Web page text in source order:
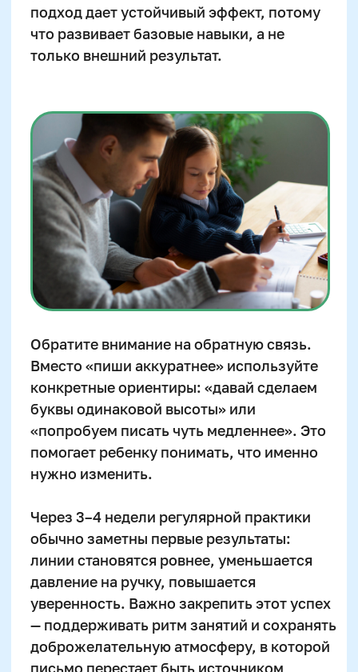
Только до 10 августа
+ второй курс в подарок*
Политика конфиденциальности
Положение о проведении акции
Блог
Тарифы
Реферальная программа
Материнский капитал
Вакансии
Структура и органы
управления
© SKILLZANIA. Все права защищены.
Организация и осуществление образовательной
деятельности по программе доп. образования
АВТОНОМНАЯ НЕКОММЕРЧЕСКАЯ ОРГАНИЗАЦИЯ
ДОПОЛНИТЕЛЬНОГО ОБРАЗОВАНИЯ "ШКОЛА
НЕЙРОРАЗВИТИЯ И ОБУЧЕНИЯ ДЕТЕЙ"
ИНН: 9727116117, ОГРН: 1257700472831
Телефон: +7 (800) 100-11-43, Почта: anodo@skillzania.ru
Сайт Минобрнауки России
Сайт Минпросвещения России
Публичная оферта